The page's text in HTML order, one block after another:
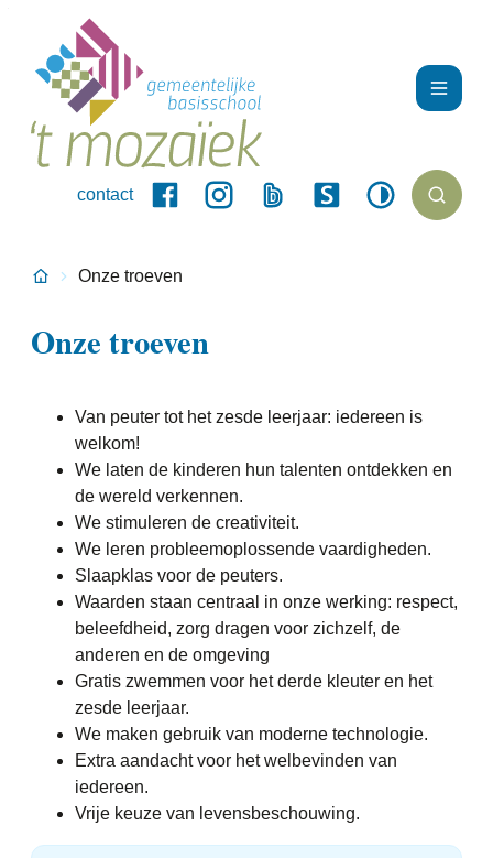
Naar inhoud
GBS 't Mozaïek
contact
FacebookInstagramBingel SmartschoolHoog contrast
Zoek
Menu
Startpagina
Onze troeven
Onze troeven
Van peuter tot het zesde leerjaar: iedereen is
welkom!
We laten de kinderen hun talenten ontdekken en
de wereld verkennen.
We stimuleren de creativiteit.
We leren probleemoplossende vaardigheden.
Slaapklas voor de peuters.
Waarden staan centraal in onze werking: respect,
beleefdheid, zorg dragen voor zichzelf, de
anderen en de omgeving
Gratis zwemmen voor het derde kleuter en het
zesde leerjaar.
We maken gebruik van moderne technologie.
Extra aandacht voor het welbevinden van
iedereen.
Vrije keuze van levensbeschouwing.